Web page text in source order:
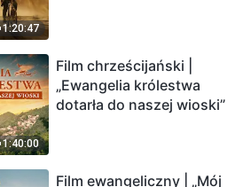
1:20:47
1:40:00
Film chrześcijański |
„Ewangelia królestwa
dotarła do naszej wioski”
Film ewangeliczny | „Mój